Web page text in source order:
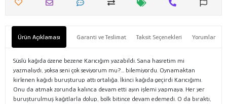
Ürün Açıklaması Garanti ve Teslimat Taksit Seçenekleri Yorumlar
Süslü kağıda özene bezene Karıcığım yazabildi. Sana hasretim mi
yazmalıydı, yoksa seni çok seviyorum mu?... bilemiyordu. Oynamaktan
kirlenen kağıdı buruşturup attı ortalığa. İkinci kağıda geçirdi Karıcığımı.
Onu da atmak zorunda kalınca devam etti ayın işlemi yapmaya. Her yer
buruşturulmuş kağıtlarla dolup, bolk bitince devam edemedi. O da bıraktı,